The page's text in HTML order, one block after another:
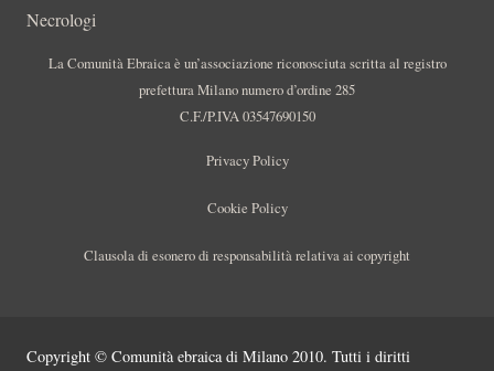
Necrologi
La Comunità Ebraica è un’associazione riconosciuta scritta al registro
prefettura Milano numero d’ordine 285
C.F./P.IVA 03547690150
Privacy Policy
Cookie Policy
Clausola di esonero di responsabilità relativa ai copyright
Copyright © Comunità ebraica di Milano 2010. Tutti i diritti